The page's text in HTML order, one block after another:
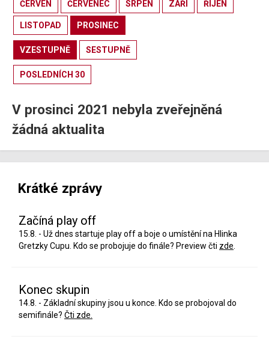
ČERVEN ČERVENEC SRPEN ZÁŘÍ ŘÍJEN
LISTOPAD PROSINEC
VZESTUPNĚ SESTUPNĚ
POSLEDNÍCH 30
V prosinci 2021 nebyla zveřejněná
žádná aktualita
Krátké zprávy
Začíná play off
15.8. - Už dnes startuje play off a boje o umístění na Hlinka
Gretzky Cupu. Kdo se probojuje do finále? Preview čti zde.
Konec skupin
14.8. - Základní skupiny jsou u konce. Kdo se probojoval do
semifinále? Čti zde.